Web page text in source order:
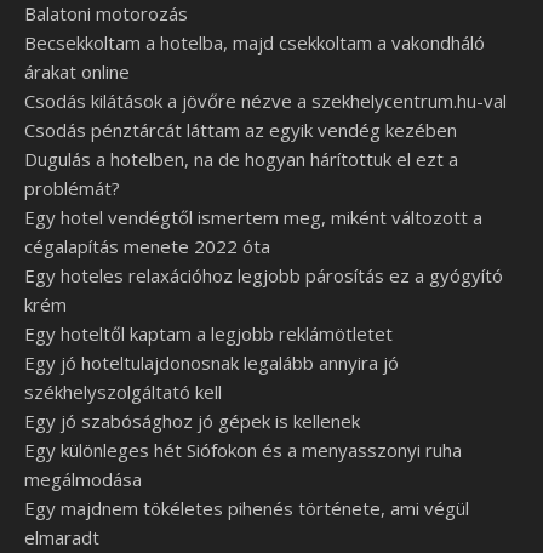
Balatoni motorozás
Becsekkoltam a hotelba, majd csekkoltam a vakondháló
árakat online
Csodás kilátások a jövőre nézve a szekhelycentrum.hu-val
Csodás pénztárcát láttam az egyik vendég kezében
Dugulás a hotelben, na de hogyan hárítottuk el ezt a
problémát?
Egy hotel vendégtől ismertem meg, miként változott a
cégalapítás menete 2022 óta
Egy hoteles relaxációhoz legjobb párosítás ez a gyógyító
krém
Egy hoteltől kaptam a legjobb reklámötletet
Egy jó hoteltulajdonosnak legalább annyira jó
székhelyszolgáltató kell
Egy jó szabósághoz jó gépek is kellenek
Egy különleges hét Siófokon és a menyasszonyi ruha
megálmodása
Egy majdnem tökéletes pihenés története, ami végül
elmaradt